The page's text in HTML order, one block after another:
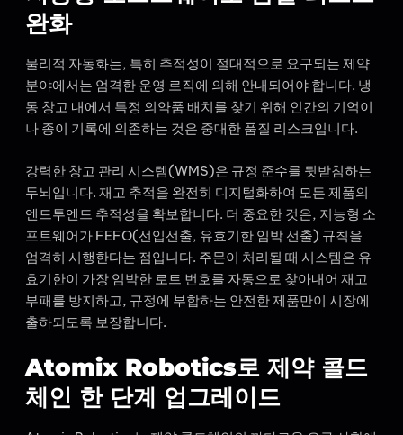
완화
물리적 자동화는, 특히 추적성이 절대적으로 요구되는 제약
분야에서는 엄격한 운영 로직에 의해 안내되어야 합니다. 냉
동 창고 내에서 특정 의약품 배치를 찾기 위해 인간의 기억이
나 종이 기록에 의존하는 것은 중대한 품질 리스크입니다.
강력한 창고 관리 시스템(WMS)은 규정 준수를 뒷받침하는
두뇌입니다. 재고 추적을 완전히 디지털화하여 모든 제품의
엔드투엔드 추적성을 확보합니다. 더 중요한 것은, 지능형 소
프트웨어가 FEFO(선입선출, 유효기한 임박 선출) 규칙을
엄격히 시행한다는 점입니다. 주문이 처리될 때 시스템은 유
효기한이 가장 임박한 로트 번호를 자동으로 찾아내어 재고
부패를 방지하고, 규정에 부합하는 안전한 제품만이 시장에
출하되도록 보장합니다.
Atomix Robotics로 제약 콜드
체인 한 단계 업그레이드